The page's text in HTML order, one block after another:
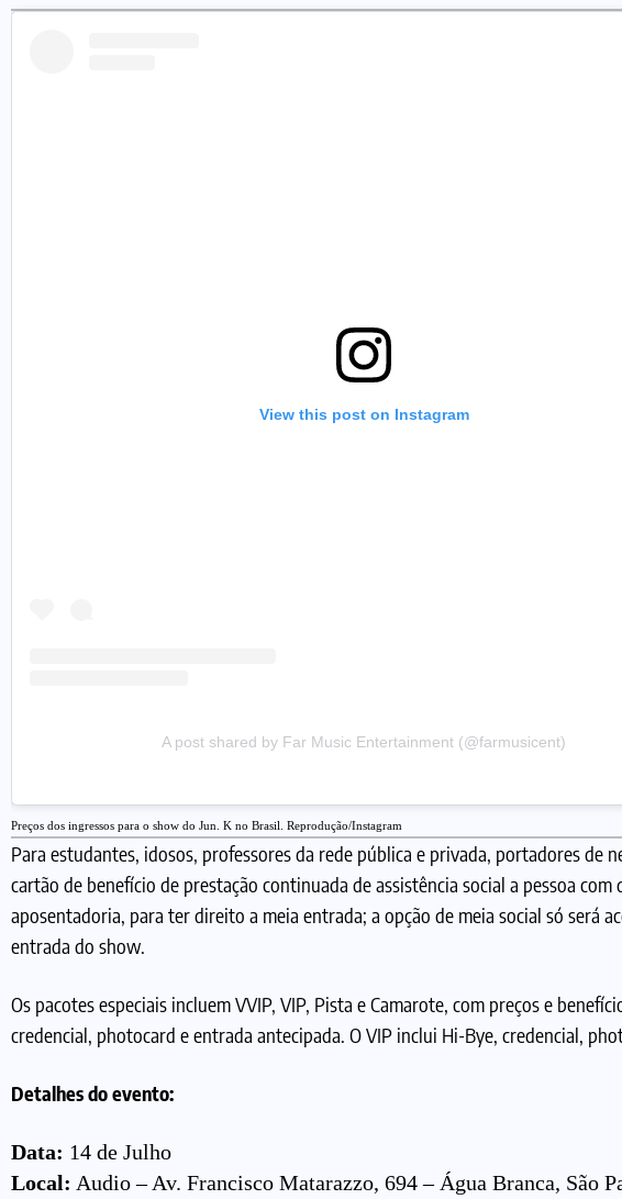
View this post on Instagram
A post shared by Far Music Entertainment (@farmusicent)
Preços dos ingressos para o show do Jun. K no Brasil. Reprodução/Instagram
Para estudantes, idosos, professores da rede pública e privada, portadores de
cartão de benefício de prestação continuada de assistência social a pessoa
aposentadoria, para ter direito a meia entrada; a opção de meia social só será
entrada do show.
Os pacotes especiais incluem VVIP, VIP, Pista e Camarote, com preços e
credencial, photocard e entrada antecipada. O VIP inclui Hi-Bye, credencial,
Detalhes do evento:
Data: 14 de Julho
Local: Audio – Av. Francisco Matarazzo, 694 – Água Branca, São